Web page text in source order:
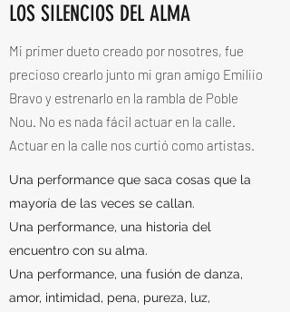
LOS SILENCIOS DEL ALMA
Mi primer dueto creado por nosotres, fue
precioso crearlo junto mi gran amigo Emiliio
Bravo y estrenarlo en la rambla de Poble
Nou. No es nada fácil actuar en la calle.
Actuar en la calle nos curtió como artistas.
Una performance que saca cosas que la
mayoría de las veces se callan.
Una performance, una historia del
encuentro con su alma.
Una performance, una fusión de danza,
amor, intimidad, pena, pureza, luz,